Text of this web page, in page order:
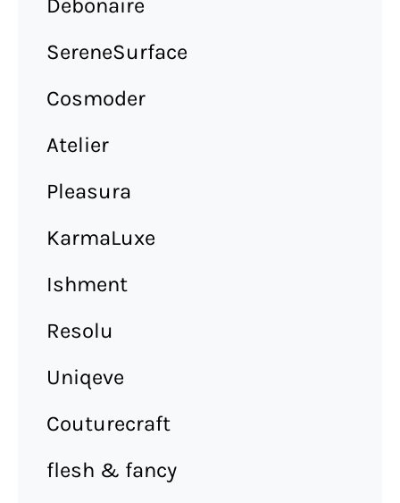
Debonaire
SereneSurface
Cosmoder
Atelier
Pleasura
KarmaLuxe
Ishment
Resolu
Uniqeve
Couturecraft
flesh & fancy